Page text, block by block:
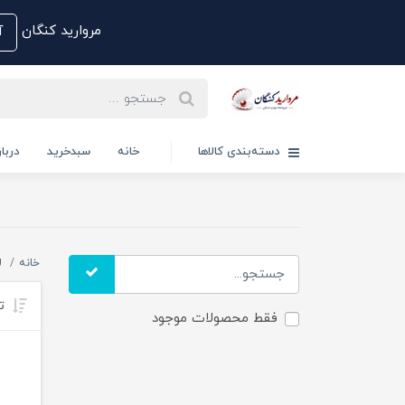
مروارید کنگان
دسته‌بندی کالاها خانه سبدخرید
فقط محصولات موجود
خانه